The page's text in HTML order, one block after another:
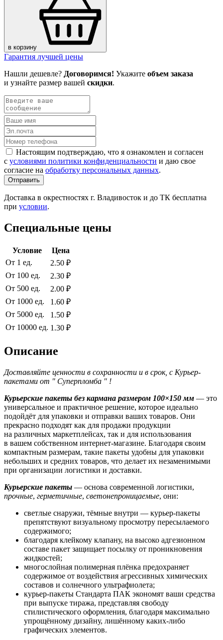
в корзину
Гарантия лучшей цены
Нашли дешевле? Договоримся! Укажите объем заказа
и узнайте размер вашей скидки.
Настоящим подтверждаю, что я ознакомлен и согласен
с условиями политики конфиденциальности и даю свое
согласие на обработку персональных данных.
Отправить
Доставка в окрестностях г. Владивосток и до ТК бесплатна
при условии.
Специальные цены
Условие
Цена
От 1 ед.
2.50 ₽
От 100 ед.
2.30 ₽
От 500 ед.
2.00 ₽
От 1000 ед.
1.60 ₽
От 5000 ед.
1.50 ₽
От 10000 ед. 1.30 ₽
Описание
Доставляйте ценности в сохранности и в срок, с Курьер-
пакетами от " Суперпломба " !
Курьерские пакеты без кармана размером 100×150 мм — это
универсальное и практичное решение, которое идеально
подойдёт для упаковки и отправки ваших товаров. Они
прекрасно подходят как для продажи продукции
на различных маркетплейсах, так и для использования
в вашем собственном интернет-магазине. Благодаря своим
компактным размерам, такие пакеты удобны для упаковки
небольших и средних товаров, что делает их незаменимыми
при организации логистики и доставки.
Курьерские пакеты — основа современной логистики,
прочные, герметичные, светонепроницаемые, они:
светлые снаружи, тёмные внутри — курьер-пакеты
препятствуют визуальному просмотру пересылаемого
содержимого;
благодаря клейкому клапану, на высоко адгезионном
составе пакет защищает посылку от проникновения
жидкостей;
многослойная полимерная плёнка предохраняет
содержимое от воздействия агрессивных химических
составов и солнечного ультрафиолета;
курьер-пакеты Стандарта ПАК экономят ваши средства
при выпуске тиража, представляя свободу
стилистического оформления, благодаря максимально
упрощённому дизайну, лишённому каких-либо
графических элементов.